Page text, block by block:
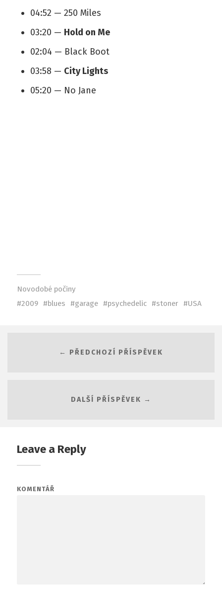
04:52 — 250 Miles
03:20 — Hold on Me
02:04 — Black Boot
03:58 — City Lights
05:20 — No Jane
Novodobé počiny
2009
blues garage psychedelic stoner USA
← PŘEDCHOZÍ PŘÍSPĚVEK
DALŠÍ PŘÍSPĚVEK →
Leave a Reply
KOMENTÁŘ